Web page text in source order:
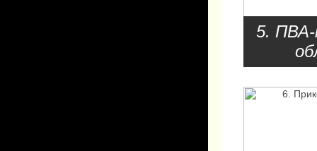
5. ПВА-